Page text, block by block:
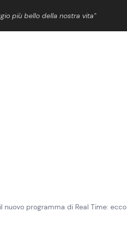
più bello della nostra vita”
programma di Real Time: